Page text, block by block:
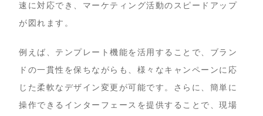
速に対応でき、マーケティング活動のスピードアップ
が図れます。
例えば、テンプレート機能を活用することで、ブラン
ドの一貫性を保ちながらも、様々なキャンペーンに応
じた柔軟なデザイン変更が可能です。さらに、簡単に
操作できるインターフェースを提供することで、現場